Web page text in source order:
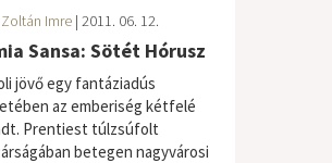
Imre | 2011. 06. 12.
Sansa: Sötét Hórusz
jövő egy fantáziadús
az emberiség kétfelé
Prentiest túlzsúfolt
betegen nagyvárosi